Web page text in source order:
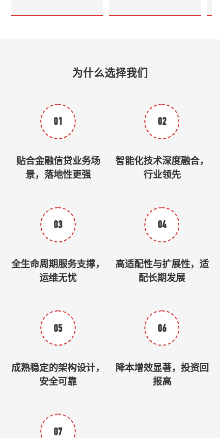
为什么选择我们
01
贴合金融信贷业务场
景，落地性更强
02
智能化技术深度融合，
行业领先
03
全生命周期服务支撑，
运维无忧
04
高适配性与扩展性，适
配长期发展
05
成熟稳定的架构设计，
安全可靠
06
降本增效显著，投资回
报高
07